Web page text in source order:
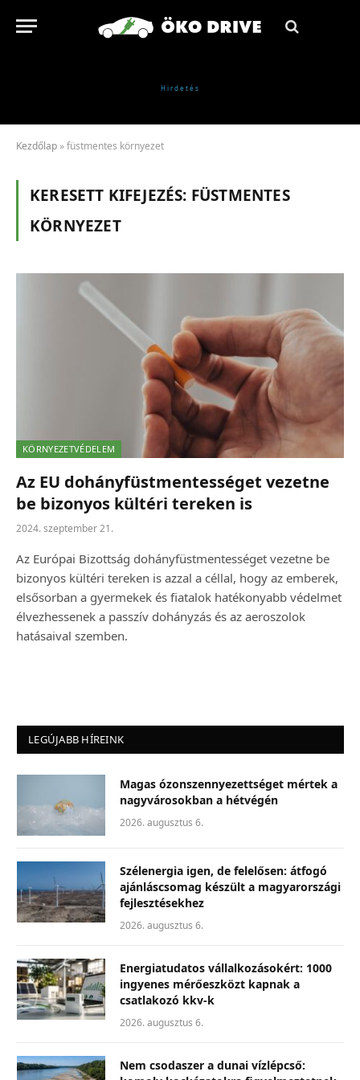
Kezdőlap »füstmentes környezet
KERESETT KIFEJEZÉS: FÜSTMENTES
KÖRNYEZET
KÖRNYEZETVÉDELEM
Az EU dohányfüstmentességet vezetne
be bizonyos kültéri tereken is
2024. szeptember 21.
Az Európai Bizottság dohányfüstmentességet vezetne be
bizonyos kültéri tereken is azzal a céllal, hogy az emberek,
elsősorban a gyermekek és fiatalok hatékonyabb védelmet
élvezhessenek a passzív dohányzás és az aeroszolok
hatásaival szemben.
LEGÚJABB HÍREINK
Magas ózonszennyezettséget mértek a
nagyvárosokban a hétvégén
2026. augusztus 6.
Szélenergia igen, de felelősen: átfogó
ajánláscsomag készült a magyarországi
fejlesztésekhez
2026. augusztus 6.
Energiatudatos vállalkozásokért: 1000
ingyenes mérőeszközt kapnak a
csatlakozó kkv-k
2026. augusztus 6.
Nem csodaszer a dunai vízlépcső: